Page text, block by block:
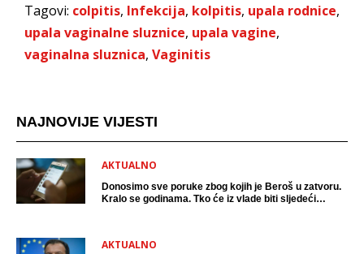
Tagovi: colpitis, Infekcija, kolpitis, upala rodnice,
upala vaginalne sluznice, upala vagine,
vaginalna sluznica, Vaginitis
NAJNOVIJE VIJESTI
AKTUALNO
Donosimo sve poruke zbog kojih je Beroš u zatvoru.
Kralo se godinama. Tko će iz vlade biti sljedeći
AKTUALNO